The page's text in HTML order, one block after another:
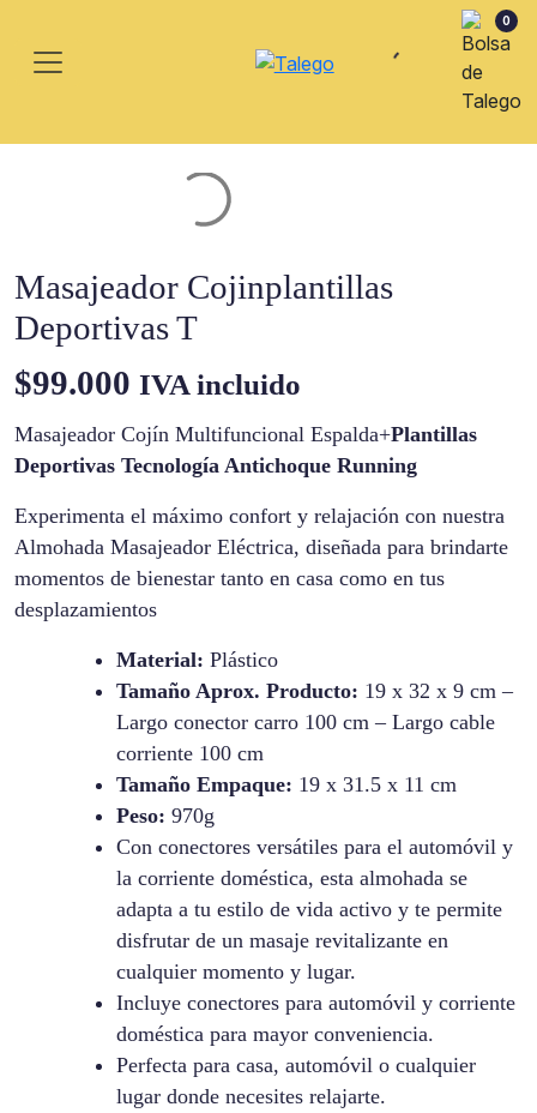
0
Masajeador Cojinplantillas
Deportivas T
$99.000 IVA incluido
Masajeador Cojín Multifuncional Espalda+Plantillas
Deportivas Tecnología Antichoque Running
Experimenta el máximo confort y relajación con nuestra
Almohada Masajeador Eléctrica, diseñada para brindarte
momentos de bienestar tanto en casa como en tus
desplazamientos
Material: Plástico
Tamaño Aprox. Producto: 19 x 32 x 9 cm –
Largo conector carro 100 cm – Largo cable
corriente 100 cm
Tamaño Empaque: 19 x 31.5 x 11 cm
Peso: 970g
Con conectores versátiles para el automóvil y
la corriente doméstica, esta almohada se
adapta a tu estilo de vida activo y te permite
disfrutar de un masaje revitalizante en
cualquier momento y lugar.
Incluye conectores para automóvil y corriente
doméstica para mayor conveniencia.
Perfecta para casa, automóvil o cualquier
lugar donde necesites relajarte.